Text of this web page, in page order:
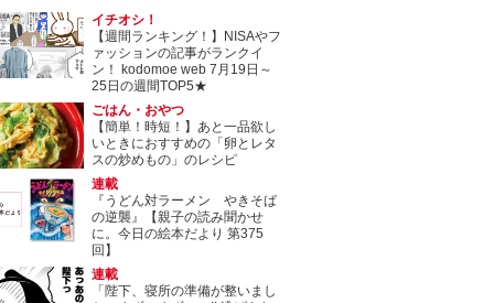
イチオシ！
【週間ランキング！】NISAやフ
ァッションの記事がランクイ
ン！ kodomoe web 7月19日～
25日の週間TOP5★
ごはん・おやつ
【簡単！時短！】あと一品欲し
いときにおすすめの「卵とレタ
スの炒めもの」のレシピ
連載
『うどん対ラーメン やきそば
の逆襲』【親子の読み聞かせ
に。今日の絵本だより 第375
回】
連載
「陛下、寝所の準備が整いまし